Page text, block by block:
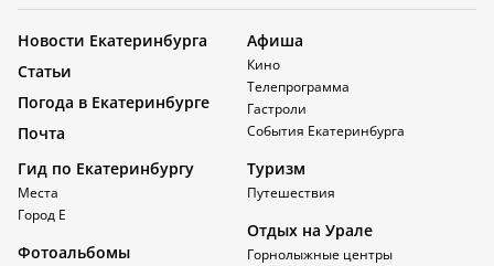
Новости Екатеринбурга
Статьи
Погода в Екатеринбурге
Почта
Афиша
Кино
Телепрограмма
Гастроли
События Екатеринбурга
Гид по Екатеринбургу
Места
Город Е
Фотоальбомы
Туризм
Путешествия
Отдых на Урале
Горнолыжные центры